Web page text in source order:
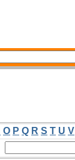
O P Q R S T U V